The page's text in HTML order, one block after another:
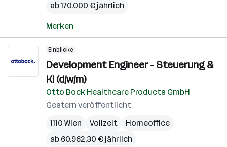
ab 170.000 € jährlich
Merken
Einblicke
Development Engineer - Steuerung &
KI (d/w/m)
Otto Bock Healthcare Products GmbH
Gestern veröffentlicht
1110 Wien
Vollzeit
Homeoffice
ab 60.962,30 € jährlich